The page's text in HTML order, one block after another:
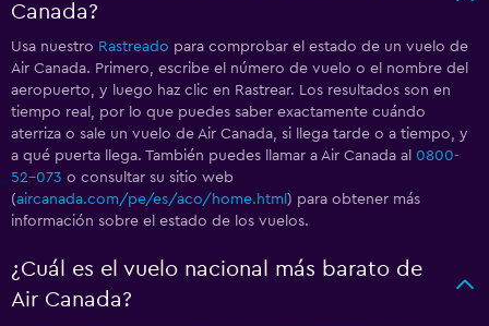
Canada?
Usa nuestro Rastreado para comprobar el estado de un vuelo de
Air Canada. Primero, escribe el número de vuelo o el nombre del
aeropuerto, y luego haz clic en Rastrear. Los resultados son en
tiempo real, por lo que puedes saber exactamente cuándo
aterriza o sale un vuelo de Air Canada, si llega tarde o a tiempo, y
a qué puerta llega. También puedes llamar a Air Canada al 0800-
52-073 o consultar su sitio web
(aircanada.com/pe/es/aco/home.html ) para obtener más
información sobre el estado de los vuelos.
¿Cuál es el vuelo nacional más barato de
Air Canada?